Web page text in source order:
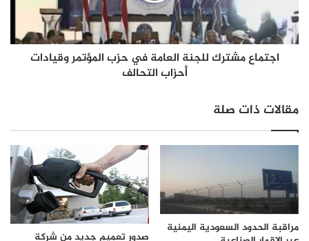
اجتماع مشترك للجنة العامة في حزب المؤتمر وقيادات
أحزاب التحالف
مقالات ذات صلة
مراقبة الحدود السعودية اليمنية
صدور تعميم جديد من شركة